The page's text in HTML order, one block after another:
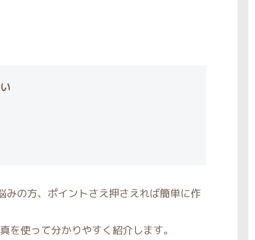
の方、ポイントさえ押さえれば簡単に作
を使って分かりやすく紹介します。